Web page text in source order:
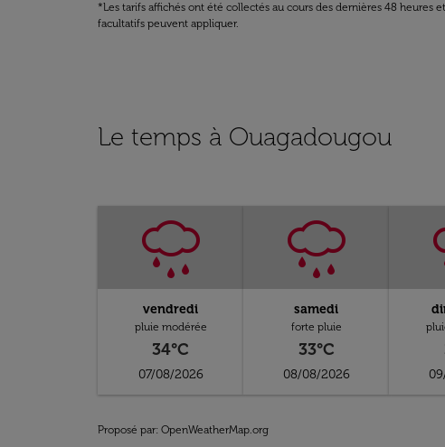
*Les tarifs affichés ont été collectés au cours des dernières 48 heures
facultatifs peuvent appliquer.
Le temps à Ouagadougou
vendredi
pluie modérée
34°C
07/08/2026
samedi
forte pluie
33°C
08/08/2026
Proposé par: OpenWeatherMap.org